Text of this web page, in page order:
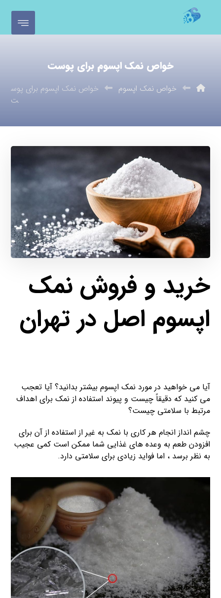
خواص نمک اپسوم برای پوست
خواص نمک اپسوم
خواص نمک اپسوم برای پوس
ت
خرید و فروش نمک
اپسوم اصل در تهران
آیا می خواهید در مورد نمک اپسوم بیشتر بدانید؟ آیا تعجب
می کنید که دقیقاً چیست و پیوند استفاده از نمک برای اهداف
مرتبط با سلامتی چیست؟
چشم انداز انجام هر کاری با نمک به غیر از استفاده از آن برای
افزودن طعم به وعده های غذایی شما ممکن است کمی عجیب
به نظر برسد ، اما فواید زیادی برای سلامتی دارد.